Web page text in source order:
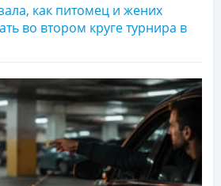
как питомец и жених
во втором круге турнира в